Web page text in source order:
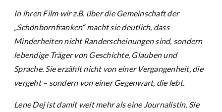
In ihren Film wir z.B. über die Gemeinschaft der
„Schönbornfranken“ macht sie deutlich, dass
Minderheiten nicht Randerscheinungen sind, sondern
lebendige Träger von Geschichte, Glauben und
Sprache. Sie erzählt nicht von einer Vergangenheit, die
vergeht – sondern von einer Gegenwart, die lebt.
Lene Dej ist damit weit mehr als eine Journalistin. Sie